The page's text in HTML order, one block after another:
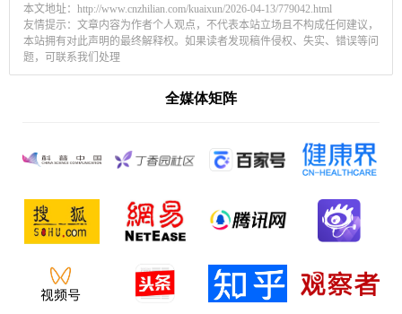
本文地址： http://www.cnzhilian.com/kuaixun/2026-04-13/779042.html
友情提示：文章内容为作者个人观点，不代表本站立场且不构成任何建议，
本站拥有对此声明的最终解释权。如果读者发现稿件侵权、失实、错误等问
题，可联系我们处理